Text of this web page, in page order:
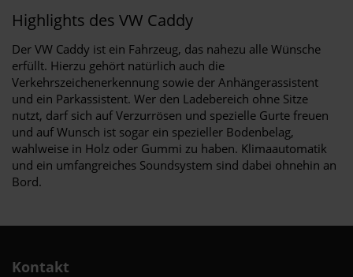
Highlights des VW Caddy
Der VW Caddy ist ein Fahrzeug, das nahezu alle Wünsche
erfüllt. Hierzu gehört natürlich auch die
Verkehrszeichenerkennung sowie der Anhängerassistent
und ein Parkassistent. Wer den Ladebereich ohne Sitze
nutzt, darf sich auf Verzurrösen und spezielle Gurte freuen
und auf Wunsch ist sogar ein spezieller Bodenbelag,
wahlweise in Holz oder Gummi zu haben. Klimaautomatik
und ein umfangreiches Soundsystem sind dabei ohnehin an
Bord.
Kontakt